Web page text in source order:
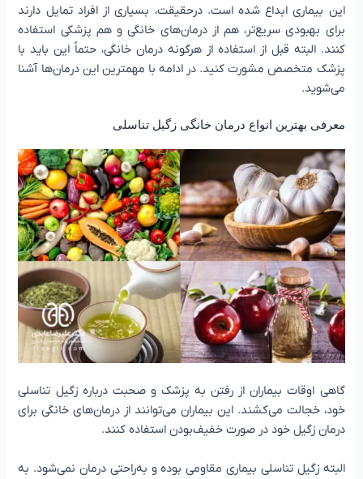
این بیماری ابداع شده است. درحقیقت، بسیاری از افراد تمایل دارند
برای بهبودی سریع‌تر، هم از درمان‌های خانگی و هم پزشکی استفاده
کنند. البته قبل از استفاده از هرگونه درمان خانگی، حتماً این باید با
پزشک متخصص مشورت کنید. در ادامه با مهمترین این درمان‌ها آشنا
می‌شوید.
معرفی بهترین انواع درمان خانگی زگیل تناسلی
گاهی اوقات بیماران از رفتن به پزشک و صحبت درباره زگیل تناسلی
خود، خجالت می‌کشند. این بیماران می‌توانند از درمان‌های خانگی برای
درمان زگیل خود در صورت خفیف‌بودن استفاده کنند.
البته زگیل تناسلی بیماری مقاومی بوده و به‌راحتی درمان نمی‌شود. به